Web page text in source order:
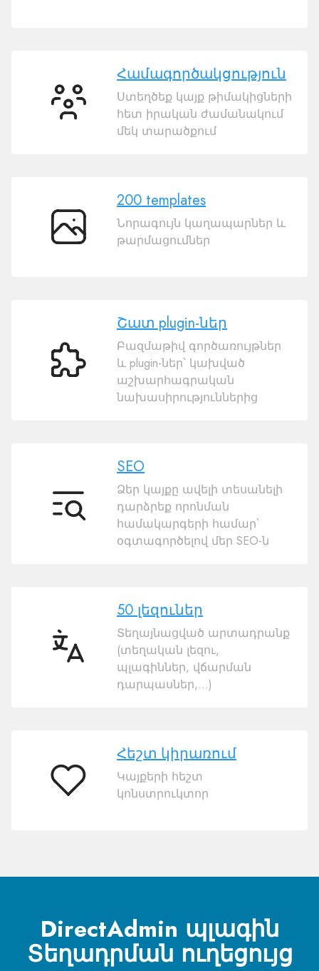
Համագործակցություն
Համագործակցություն
Ստեղծեք կայք թիմակիցների
հետ իրական ժամանակում
մեկ տարածքում
200
200 templates
Նորագույն կաղապարներ և
թարմացումներ
Շատ
Շատ plugin-ներ
Բազմաթիվ գործառույթներ
և plugin-ներ՝ կախված
աշխարհագրական
նախասիրություններից
SEO
SEO
Ձեր կայքը ավելի տեսանելի
դարձրեք որոնման
համակարգերի համար՝
օգտագործելով մեր SEO-ն
50
լեզուներ
50 լեզուներ
Տեղայնացված արտադրանք
(տեղական լեզու,
պլագիններ, վճարման
դարպասներ,…)
Հեշտ
կիրառում
Հեշտ կիրառում
Կայքերի հեշտ
կոնստրուկտոր
DirectAdmin պլագին
Տեղադրման ուղեցույց